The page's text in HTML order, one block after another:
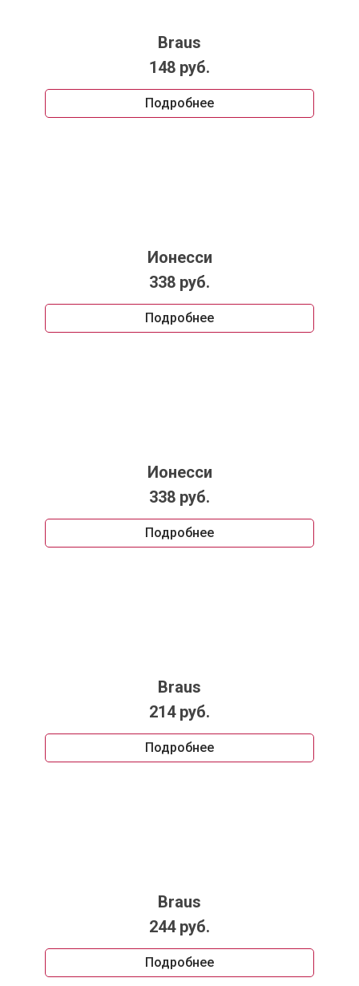
Braus
148 руб.
Подробнее
Ионесси
338 руб.
Подробнее
Ионесси
338 руб.
Подробнее
Braus
214 руб.
Подробнее
Braus
244 руб.
Подробнее